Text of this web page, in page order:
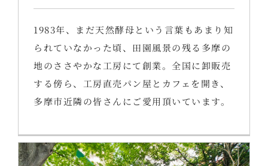
1983年、まだ天然酵母という言葉もあまり知
られていなかった頃、田園風景の残る多摩の
地のささやかな工房にて創業。全国に卸販売
する傍ら、工房直売パン屋とカフェを開き、
多摩市近隣の皆さんにご愛用頂いています。